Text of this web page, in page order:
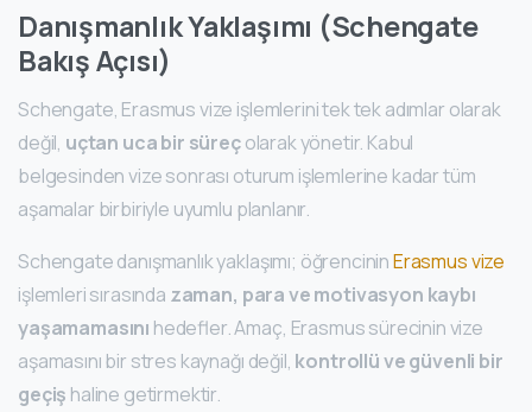
Danışmanlık Yaklaşımı (Schengate
Bakış Açısı)
Schengate, Erasmus vize işlemlerini tek tek adımlar olarak
değil, uçtan uca bir süreçolarak yönetir. Kabul
belgesinden vize sonrası oturum işlemlerine kadar tüm
aşamalar birbiriyle uyumlu planlanır.
Schengate danışmanlık yaklaşımı; öğrencininErasmus vize
işlemleri sırasında zaman, para ve motivasyon kaybı
yaşamamasını hedefler. Amaç, Erasmus sürecinin vize
aşamasını bir stres kaynağı değil, kontrollü ve güvenli bir
geçiş haline getirmektir.